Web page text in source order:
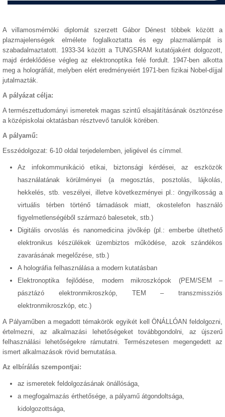
A villamosmérnöki diplomát szerzett Gábor Dénest többek között a
plazmajelenségek elmélete foglalkoztatta és egy plazmalámpát is
szabadalmaztatott. 1933-34 között a TUNGSRAM kutatójaként dolgozott,
majd érdeklődése végleg az elektronoptika felé fordult. 1947-ben alkotta
meg a holográfiát, melyben elért eredményeiért 1971-ben fizikai Nobel-díjjal
jutalmazták.
A pályázat célja:
A természettudományi ismeretek magas szintű elsajátításának ösztönzése
a középiskolai oktatásban résztvevő tanulók körében.
A pályamű:
Esszédolgozat: 6-10 oldal terjedelemben, jeligével és címmel.
Az infokommunikáció etikai, biztonsági kérdései, az eszközök
használatának körülményei (a megosztás, posztolás, lájkolás,
hekkelés, stb. veszélyei, illetve következményei pl.: öngyilkosság a
virtuális térben történő támadások miatt, okostelefon használó
figyelmetlenségéből származó balesetek, stb.)
Digitális orvoslás és nanomedicina jövőkép (pl.: emberbe ültethető
elektronikus készülékek üzembiztos működése, azok szándékos
zavarásának megelőzése, stb.)
A holográfia felhasználása a modern kutatásban
Elektronoptika fejlődése, modern mikroszkópok (PEM/SEM –
pásztázó elektronmikroszkóp, TEM – transzmissziós
elektronmikroszkóp, etc.)
A Pályaműben a megadott témakörök egyikét kell ÖNÁLLÓAN feldolgozni,
értelmezni, az alkalmazási lehetőségeket továbbgondolni, az újszerű
felhasználási lehetőségekre rámutatni. Természetesen megengedett az
ismert alkalmazások rövid bemutatása.
Az elbírálás szempontjai:
az ismeretek feldolgozásának önállósága,
a megfogalmazás érthetősége, a pályamű átgondoltsága,
kidolgozottsága,